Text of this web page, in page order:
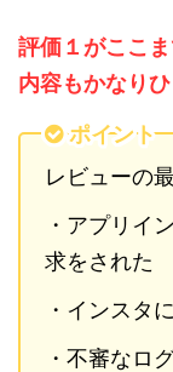
評価１がここ
内容もかなりひ
ポイント
レビューの
・アプリイ
求をされた
・インスタ
・不審なロ